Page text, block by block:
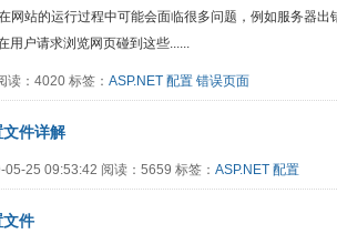
网站的运行过程中可能会面临很多问题，例如服务器
用户请求浏览网页碰到这些......
：4020 标签： ASP.NET 配置 错误页面
件详解
25 09:53:42 阅读：5659 标签： ASP.NET 配置
文件